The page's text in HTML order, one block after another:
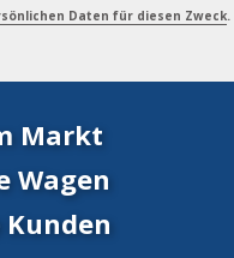
Daten für diesen Zweck.
Markt
Wagen